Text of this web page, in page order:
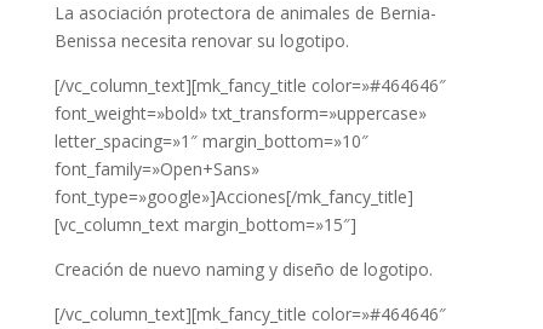
La asociación protectora de animales de Bernia-
Benissa necesita renovar su logotipo.
[/vc_column_text][mk_fancy_title color=»#464646″
font_weight=»bold» txt_transform=»uppercase»
letter_spacing=»1″ margin_bottom=»10″
font_family=»Open+Sans»
font_type=»google»]Acciones[/mk_fancy_title]
[vc_column_text margin_bottom=»15″]
Creación de nuevo naming y diseño de logotipo.
[/vc_column_text][mk_fancy_title color=»#464646″